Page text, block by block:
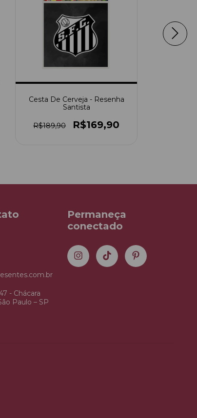
Cesta De Cerveja - Resenha
Santista
R$189,90 R$169,90
- Chácara
Paulo – SP
Permaneça
conectado